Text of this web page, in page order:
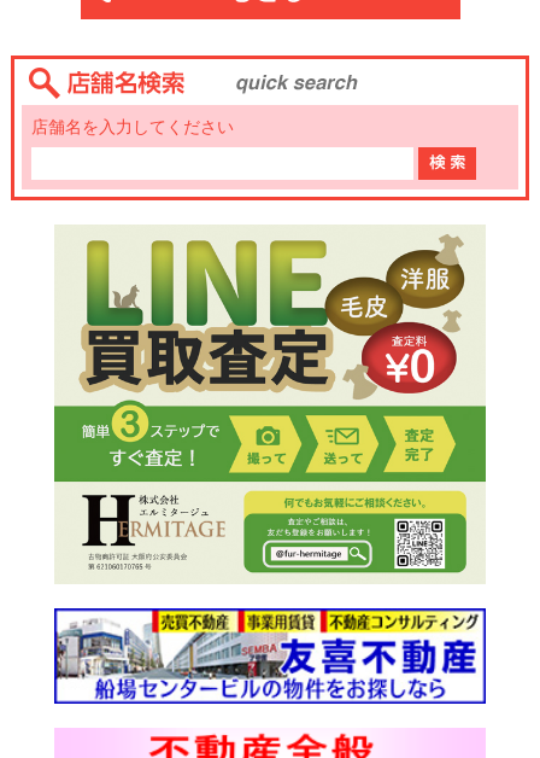
店舗名を入力してください